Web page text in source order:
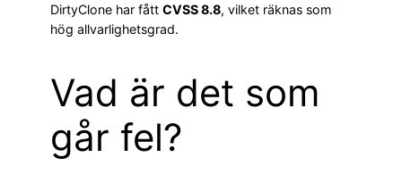
DirtyClone har fått CVSS 8.8, vilket räknas som
hög allvarlighetsgrad.
Vad är det som
går fel?